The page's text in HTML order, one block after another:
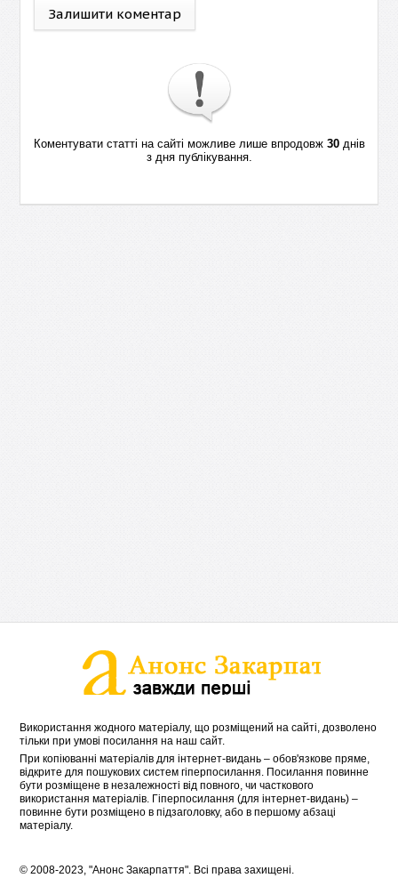
Залишити коментар
Коментувати статті на сайті можливе лише впродовж 30днів
з дня публікування.
Використання жодного матеріалу, що розміщений на сайті, дозволено
тільки при умові посилання на наш сайт.
При копіюванні матеріалів для інтернет-видань – обов'язкове пряме,
відкрите для пошукових систем гіперпосилання. Посилання повинне
бути розміщене в незалежності від повного, чи часткового
використання матеріалів. Гіперпосилання (для інтернет-видань) –
повинне бути розміщено в підзаголовку, або в першому абзаці
матеріалу.
© 2008-2023, "Анонс Закарпаття". Всі права захищені.